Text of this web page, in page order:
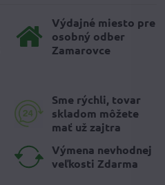
Výdajné miesto pre
osobný odber
Zamarovce
Sme rýchli, tovar
skladom môžete
mať už zajtra
Výmena nevhodnej
veľkosti Zdarma